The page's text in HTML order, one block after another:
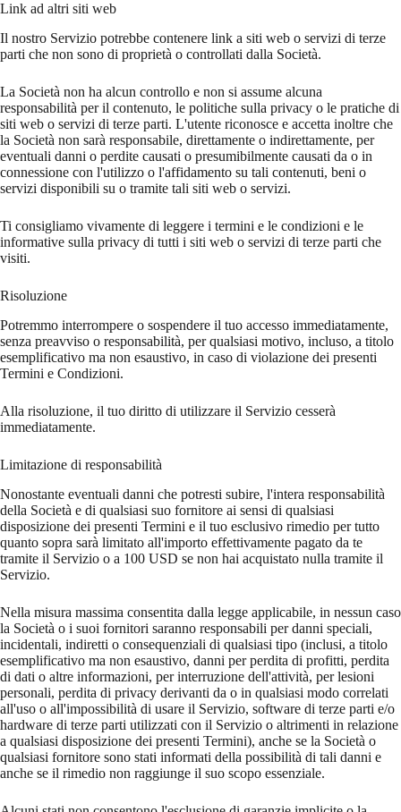
Link ad altri siti web
Il nostro Servizio potrebbe contenere link a siti web o servizi di terze
parti che non sono di proprietà o controllati dalla Società.
La Società non ha alcun controllo e non si assume alcuna
responsabilità per il contenuto, le politiche sulla privacy o le pratiche di
siti web o servizi di terze parti. L'utente riconosce e accetta inoltre che
la Società non sarà responsabile, direttamente o indirettamente, per
eventuali danni o perdite causati o presumibilmente causati da o in
connessione con l'utilizzo o l'affidamento su tali contenuti, beni o
servizi disponibili su o tramite tali siti web o servizi.
Ti consigliamo vivamente di leggere i termini e le condizioni e le
informative sulla privacy di tutti i siti web o servizi di terze parti che
visiti.
Risoluzione
Potremmo interrompere o sospendere il tuo accesso immediatamente,
senza preavviso o responsabilità, per qualsiasi motivo, incluso, a titolo
esemplificativo ma non esaustivo, in caso di violazione dei presenti
Termini e Condizioni.
Alla risoluzione, il tuo diritto di utilizzare il Servizio cesserà
immediatamente.
Limitazione di responsabilità
Nonostante eventuali danni che potresti subire, l'intera responsabilità
della Società e di qualsiasi suo fornitore ai sensi di qualsiasi
disposizione dei presenti Termini e il tuo esclusivo rimedio per tutto
quanto sopra sarà limitato all'importo effettivamente pagato da te
tramite il Servizio o a 100 USD se non hai acquistato nulla tramite il
Servizio.
Nella misura massima consentita dalla legge applicabile, in nessun caso
la Società o i suoi fornitori saranno responsabili per danni speciali,
incidentali, indiretti o consequenziali di qualsiasi tipo (inclusi, a titolo
esemplificativo ma non esaustivo, danni per perdita di profitti, perdita
di dati o altre informazioni, per interruzione dell'attività, per lesioni
personali, perdita di privacy derivanti da o in qualsiasi modo correlati
all'uso o all'impossibilità di usare il Servizio, software di terze parti e/o
hardware di terze parti utilizzati con il Servizio o altrimenti in relazione
a qualsiasi disposizione dei presenti Termini), anche se la Società o
qualsiasi fornitore sono stati informati della possibilità di tali danni e
anche se il rimedio non raggiunge il suo scopo essenziale.